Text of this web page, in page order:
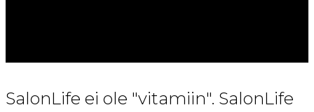
SalonLife ei ole "vitamiin". SalonLife